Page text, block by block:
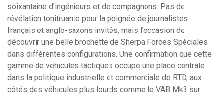
soixantaine d’ingénieurs et de compagnons. Pas de
révélation tonitruante pour la poignée de journalistes
français et anglo-saxons invités, mais l’occasion de
découvrir une belle brochette de Sherpa Forces Spéciales
dans différentes configurations. Une confirmation que cette
gamme de véhicules tactiques occupe une place centrale
dans la politique industrielle et commerciale de RTD, aux
côtés des véhicules plus lourds comme le VAB Mk3 sur